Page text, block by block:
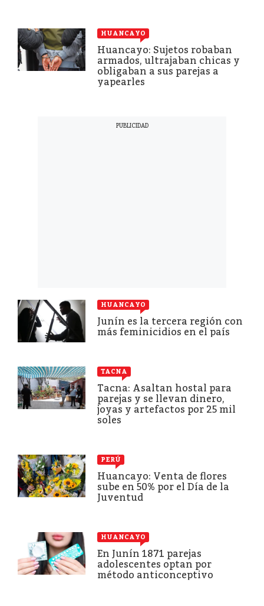
HUANCAYO
Huancayo: Sujetos robaban
armados, ultrajaban chicas y
obligaban a sus parejas a
yapearles
HUANCAYO
Junín es la tercera región con
más feminicidios en el país
TACNA
Tacna: Asaltan hostal para
parejas y se llevan dinero,
joyas y artefactos por 25 mil
soles
PERÚ
Huancayo: Venta de flores
sube en 50% por el Día de la
Juventud
HUANCAYO
En Junín 1871 parejas
adolescentes optan por
método anticonceptivo